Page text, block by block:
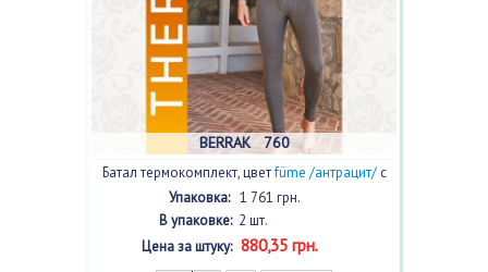
BERRAK 760
Батал термокомплект, цветfüme /антрацит/с
фото, 2 шт.
Упаковка: 1 761 грн.
В упаковке:2 шт.
Цена за штуку:880,35 грн.